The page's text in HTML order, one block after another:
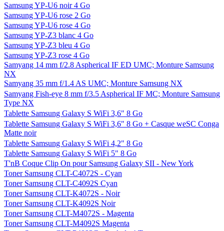
Samsung YP-U6 noir 4 Go
Samsung YP-U6 rose 2 Go
Samsung YP-U6 rose 4 Go
Samsung YP-Z3 blanc 4 Go
Samsung YP-Z3 bleu 4 Go
Samsung YP-Z3 rose 4 Go
Samyang 14 mm f/2.8 Aspherical IF ED UMC; Monture Samsung
NX
Samyang 35 mm f/1.4 AS UMC; Monture Samsung NX
Samyang Fish-eye 8 mm f/3.5 Aspherical IF MC; Monture Samsung
Type NX
Tablette Samsung Galaxy S WiFi 3,6" 8 Go
Tablette Samsung Galaxy S WiFi 3,6" 8 Go + Casque weSC Conga
Matte noir
Tablette Samsung Galaxy S WiFi 4,2" 8 Go
Tablette Samsung Galaxy S WiFi 5" 8 Go
T'nB Coque Clip On pour Samsung Galaxy SII - New York
Toner Samsung CLT-C4072S - Cyan
Toner Samsung CLT-C4092S Cyan
Toner Samsung CLT-K4072S - Noir
Toner Samsung CLT-K4092S Noir
Toner Samsung CLT-M4072S - Magenta
Toner Samsung CLT-M4092S Magenta